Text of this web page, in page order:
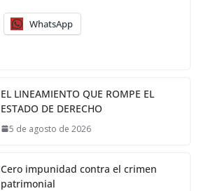
WhatsApp
EL LINEAMIENTO QUE ROMPE EL
ESTADO DE DERECHO
5 de agosto de 2026
Cero impunidad contra el crimen
patrimonial